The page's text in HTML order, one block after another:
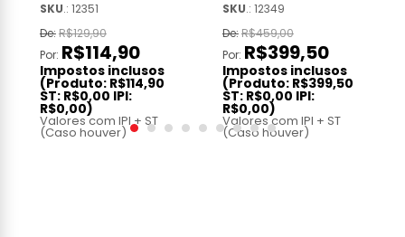
COMPACT LINE -
RS465DC
SKU.: 12351
De:R$129,90
Por: R$114,90
Impostos inclusos
(Produto: R$114,90
ST: R$0,00 IPI:
R$0,00)
Valores com IPI + ST
(Caso houver)
800W SILVER LINE
SERIES - RS800SL - FR
SKU.: 12349
De:R$459,00
Por: R$399,50
Impostos inclusos
(Produto: R$399,50
ST: R$0,00 IPI:
R$0,00)
Valores com IPI + ST
(Caso houver)